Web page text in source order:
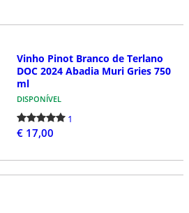
Vinho Pinot Branco de Terlano
DOC 2024 Abadia Muri Gries 750
ml
DISPONÍVEL
1
€ 17,00